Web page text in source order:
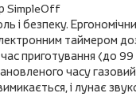
SimpleOff
і безпеку.
таймером
приготування (до 99
часу
і лунає